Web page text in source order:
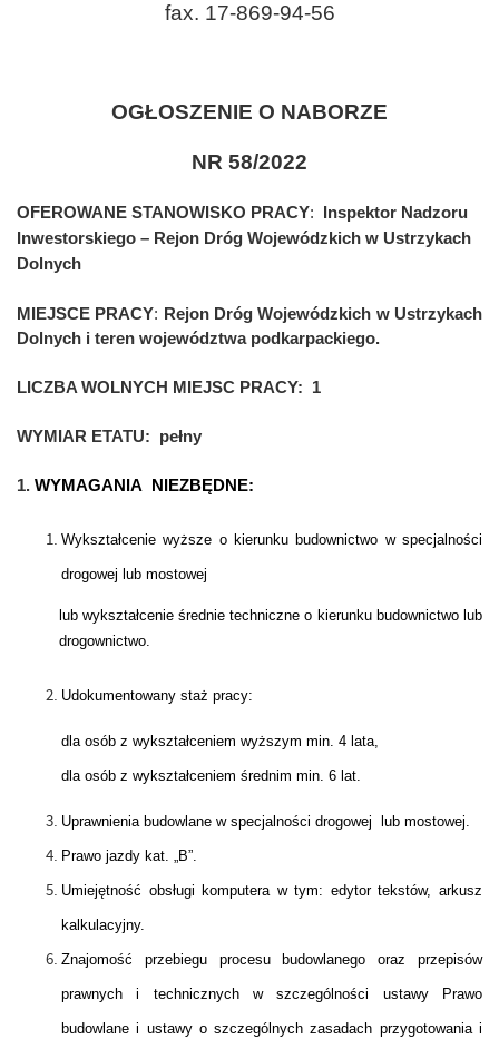
fax. 17-869-94-56
OGŁOSZENIE O NABORZE
NR 58/2022
OFEROWANE STANOWISKO PRACY:
Inspektor Nadzoru
Inwestorskiego – Rejon Dróg Wojewódzkich w Ustrzykach
Dolnych
MIEJSCE PRACY: Rejon Dróg Wojewódzkich w Ustrzykach
Dolnych i teren województwa podkarpackiego.
LICZBA WOLNYCH MIEJSC PRACY: 1
WYMIAR ETATU: pełny
1. WYMAGANIA NIEZBĘDNE:
Wykształcenie wyższe o kierunku budownictwo w specjalności
drogowej lub mostowej
lub wykształcenie średnie techniczne o kierunku budownictwo lub
drogownictwo.
Udokumentowany staż pracy:
dla osób z wykształceniem wyższym min. 4 lata,
dla osób z wykształceniem średnim min. 6 lat.
Uprawnienia budowlane w specjalności drogowej lub mostowej.
Prawo jazdy kat. „B”.
Umiejętność obsługi komputera w tym: edytor tekstów, arkusz
kalkulacyjny.
Znajomość przebiegu procesu budowlanego oraz przepisów
prawnych i technicznych w szczególności ustawy Prawo
budowlane i ustawy o szczególnych zasadach przygotowania i